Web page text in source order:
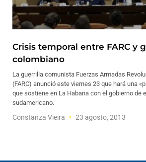
Crisis temporal entre FARC y
colombiano
La guerrilla comunista Fuerzas Armadas
(FARC) anunció este viernes 23 que hará una
que sostiene en La Habana con el gobierno de
sudamericano.
Constanza Vieira 23 agosto, 2013